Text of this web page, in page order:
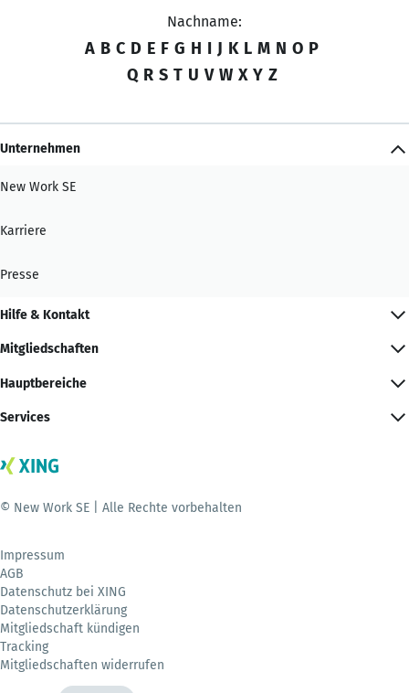
Nachname:
A B C D E F G H I J K L M N O P
Q R S T U V W X Y Z
Unternehmen
New Work SE
Karriere
Presse
Hilfe & Kontakt
Mitgliedschaften
Hauptbereiche
Services
© New Work SE | Alle Rechte vorbehalten
Impressum
AGB
Datenschutz bei XING
Datenschutzerklärung
Mitgliedschaft kündigen
Tracking
Mitgliedschaften widerrufen